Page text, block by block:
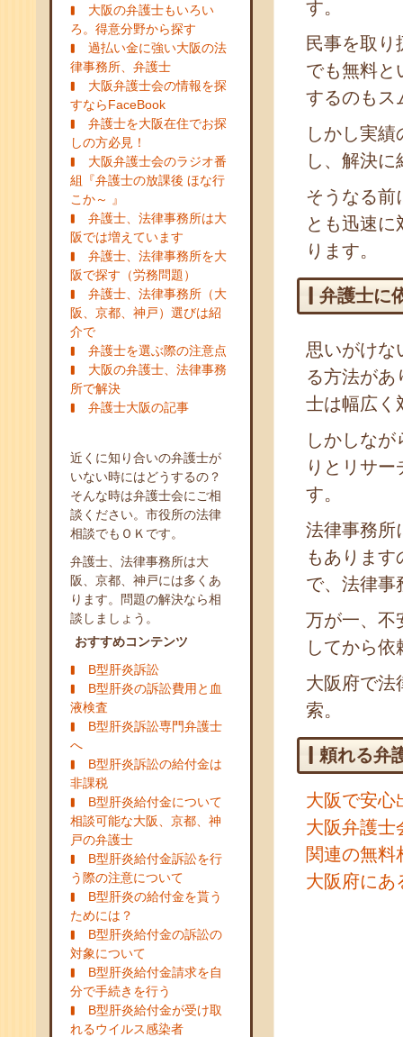
大阪の弁護士もいろい
ろ。得意分野から探す
過払い金に強い大阪の法
律事務所、弁護士
大阪弁護士会の情報を探
すならFaceBook
弁護士を大阪在住でお探
しの方必見！
大阪弁護士会のラジオ番
組『弁護士の放課後 ほな行
こか～ 』
弁護士、法律事務所は大
阪では増えています
弁護士、法律事務所を大
阪で探す（労務問題）
弁護士、法律事務所（大
阪、京都、神戸）選びは紹
介で
弁護士を選ぶ際の注意点
大阪の弁護士、法律事務
所で解決
弁護士大阪の記事
近くに知り合いの弁護士が
いない時にはどうするの？
そんな時は弁護士会にご相
談ください。市役所の法律
相談でもＯＫです。
弁護士、法律事務所は大
阪、京都、神戸には多くあ
ります。問題の解決なら相
談しましょう。
おすすめコンテンツ
B型肝炎訴訟
B型肝炎の訴訟費用と血
液検査
B型肝炎訴訟専門弁護士
へ
B型肝炎訴訟の給付金は
非課税
B型肝炎給付金について
相談可能な大阪、京都、神
戸の弁護士
B型肝炎給付金訴訟を行
う際の注意について
B型肝炎の給付金を貰う
ためには？
B型肝炎給付金の訴訟の
対象について
B型肝炎給付金請求を自
分で手続きを行う
B型肝炎給付金が受け取
れるウイルス感染者
す。
民事を取
でも無料と
するのもス
しかし実
し、解決
そうなる前
とも迅速
ります。
弁護士に
思いがけな
る方法があ
士は幅広く
しかしな
りとリサ
す。
法律事務所
もありま
で、法律事
万が一、不
してから
大阪府で法
索。
頼れる弁
大阪で安心
大阪弁護士
関連の無料
大阪府にあ